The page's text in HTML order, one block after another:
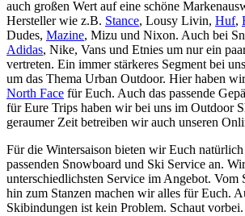
auch großen Wert auf eine schöne
Hersteller wie z.B. Stance, Lousy Livin, Huf,
Dudes, Mazine, Mizu und Nixon. Auch bei
Adidas, Nike, Vans und Etnies um nur ein
vertreten. Ein immer stärkeres Segment bei
um das Thema Urban Outdoor. Hier haben
North Face für Euch. Auch das passende
für Eure Trips haben wir bei uns im Outdoor
geraumer Zeit betreiben wir auch unseren
Für die Wintersaison bieten wir Euch natürlich
passenden Snowboard und Ski Service an.
unterschiedlichsten Service im Angebot. Vom
hin zum Stanzen machen wir alles für Euch.
Skibindungen ist kein Problem. Schaut vorbei.